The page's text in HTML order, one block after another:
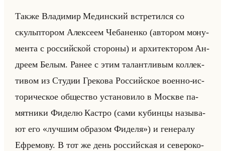
Также Вла­ди­мир Медин­ский встре­тил­ся со
скульпто­ром Алек­се­ем Че­ба­нен­ко (ав­то­ром мо­ну­
мен­та с рос­сийской сто­ро­ны) и ар­хи­тек­то­ром Ан­
дре­ем Белым. Ранее с этим та­лант­ли­вым кол­лек­
ти­вом из Сту­дии Гре­ко­ва Рос­сийское во­ен­но-ис­
то­ри­че­ское об­ще­ство уста­но­ви­ло в Москве па­
мят­ни­ки Фи­де­лю Ка­ст­ро (сами ку­бин­цы на­зы­ва­
ют его «лучшим образом Фиделя») и ге­не­ра­лу
Еф­ре­мо­ву. В тот же день рос­сийская и се­ве­ро­ко­